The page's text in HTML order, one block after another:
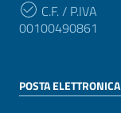
C.F. / P.IVA
00100490861
POSTA ELETTRONICA